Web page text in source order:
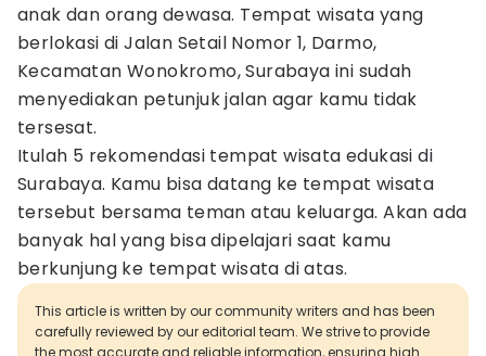
anak dan orang dewasa. Tempat wisata yang
berlokasi di Jalan Setail Nomor 1, Darmo,
Kecamatan Wonokromo, Surabaya ini sudah
menyediakan petunjuk jalan agar kamu tidak
tersesat.
Itulah 5 rekomendasi tempat wisata edukasi di
Surabaya. Kamu bisa datang ke tempat wisata
tersebut bersama teman atau keluarga. Akan ada
banyak hal yang bisa dipelajari saat kamu
berkunjung ke tempat wisata di atas.
This article is written by our community writers and has been
carefully reviewed by our editorial team. We strive to provide
the most accurate and reliable information, ensuring high